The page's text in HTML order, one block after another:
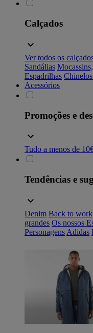
Calçados
Ver todos os
Sandálias
Espadrilhas Chinelos
Acessórios
Promoções e
Tudo a menos de
Tendências e
Denim Back to work
grandes Os nossos
Personagens Adidas